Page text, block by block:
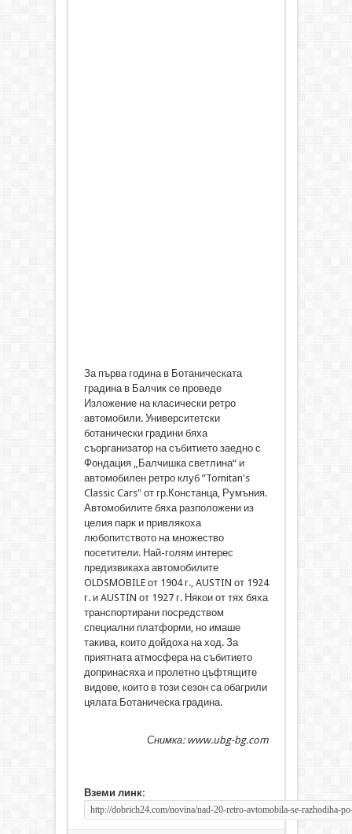
За първа година в Ботаническата
градина в Балчик се проведе
Изложение на класически ретро
автомобили. Университетски
ботанически градини бяха
съорганизатор на събитието заедно с
Фондация „Балчишка светлина“ и
автомобилен ретро клуб ”Tomitan's
Classic Cars" от гр.Констанца, Румъния.
Автомобилите бяха разположени из
целия парк и привлякоха
любопитството на множество
посетители. Най-голям интерес
предизвикаха автомобилите
OLDSMOBILE от 1904 г., AUSTIN от 1924
г. и AUSTIN от 1927 г. Някои от тях бяха
транспортирани посредством
специални платформи, но имаше
такива, които дойдоха на ход. За
приятната атмосфера на събитието
допринасяха и пролетно цъфтящите
видове, които в този сезон са обагрили
цялата Ботаническа градина.
Снимка: www.ubg-bg.com
Вземи линк: